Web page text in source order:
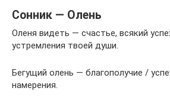
Сонник — Олень
Оленя видеть — счастье, всякий
устремления твоей души.
Бегущий олень — благополучие /
намерения.